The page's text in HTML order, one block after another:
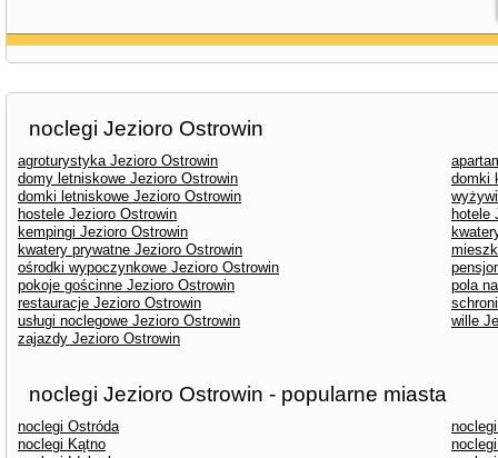
noclegi Jezioro Ostrowin
agroturystyka Jezioro Ostrowin
domy letniskowe Jezioro Ostrowin
domki
domki letniskowe Jezioro Ostrowin
hostele Jezioro Ostrowin
hotele
kempingi Jezioro Ostrowin
kwatery prywatne Jezioro Ostrowin
ośrodki wypoczynkowe Jezioro Ostrowin
pokoje gościnne Jezioro Ostrowin
pola
restauracje Jezioro Ostrowin
usługi noclegowe Jezioro Ostrowin
wille
zajazdy Jezioro Ostrowin
noclegi Jezioro Ostrowin - popularne miasta
noclegi Ostróda
noclegi Kątno